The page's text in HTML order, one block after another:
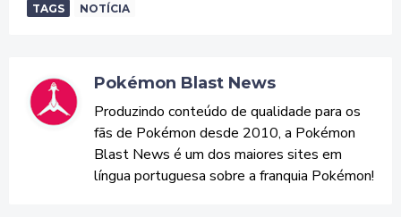
TAGS NOTÍCIA
Pokémon Blast News
Produzindo conteúdo de qualidade para os
fãs de Pokémon desde 2010, a Pokémon
Blast News é um dos maiores sites em
língua portuguesa sobre a franquia Pokémon!